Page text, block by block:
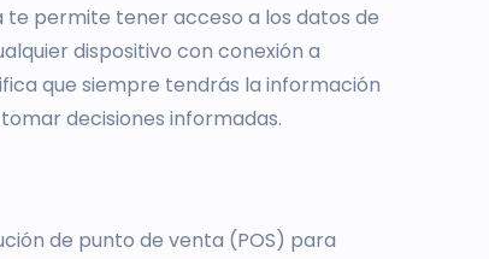
permite tener acceso a los datos de
dispositivo con conexión a
que siempre tendrás la información
decisiones informadas.
de punto de venta (POS) para